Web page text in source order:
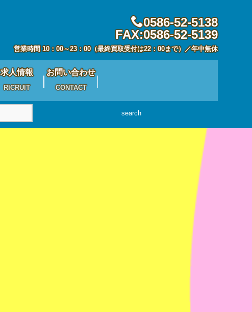
0586-52-5138
FAX:0586-52-5139
営業時間 10：00～23：00（最終買取受付は22：00まで）／年中無休
求人情報
RICRUIT
お問い合わせ
CONTACT
search